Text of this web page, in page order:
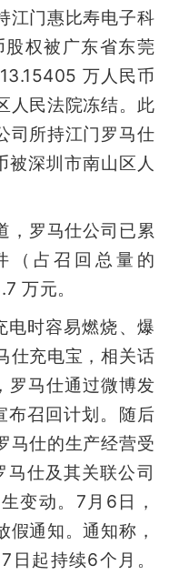
江门惠比寿电子科
权被广东省东莞
万人民币
人民法院冻结。此
司所持江门罗马仕
深圳市南山区人
，罗马仕公司已累
（占召回总量的
万元。
电时容易燃烧、爆
仕充电宝，相关话
罗马仕通过微博发
布召回计划。随后
马仕的生产经营受
仕及其关联公司
变动。7月6日，
假通知。通知称，
起持续6个月。